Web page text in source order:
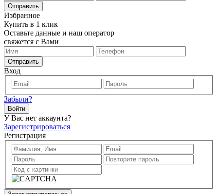
Отправить
Избранное
Купить в 1 клик
Оставьте данные и наш оператор
свяжется с Вами
Отправить
Вход
Забыли?
Войти
У Вас нет аккаунта?
Зарегистрироваться
Регистрация